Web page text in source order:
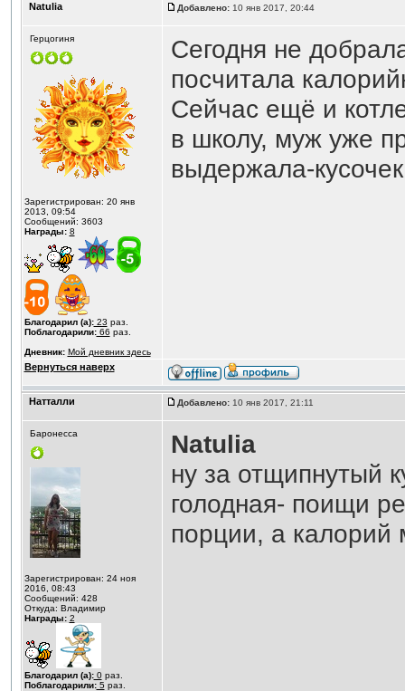
Natulia Добавлено:10 янв 2017, 20:44
Герцогиня
Зарегистрирован: 20 янв
2013, 09:54
Сообщений: 3603
Награды: 8
Благодарил (а):23 раз.
Поблагодарили:66 раз.
Дневник: Мой дневник здесь
Сегодня не
посчитала
Сейчас ещё и
в школу, муж уже
выдержала-
Вернуться наверх
Натталли Добавлено:10 янв 2017, 21:11
Баронесса
Зарегистрирован: 24 ноя
2016, 08:43
Сообщений: 428
Откуда: Владимир
Награды: 2
Благодарил (а):0раз.
Поблагодарили:5 раз.
Natulia
ну за отщипнутый
голодная- поищи
порции, а калорий